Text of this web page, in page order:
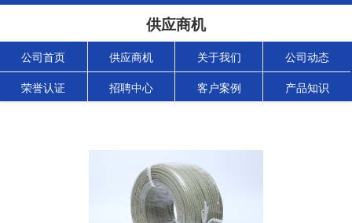
供应商机
公司首页 供应商机 关于我们 公司动态
荣誉认证 招聘中心 客户案例 产品知识